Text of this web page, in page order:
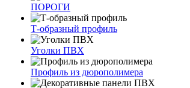
ПОРОГИ
Т-образный профиль
Уголки ПВХ
Профиль из дюрополимера